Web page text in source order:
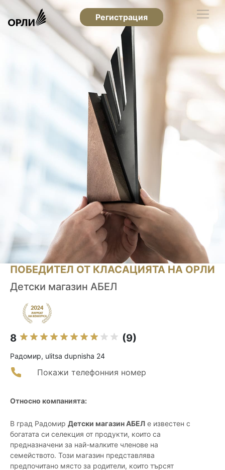
Регистрация
ПОБЕДИТЕЛ ОТ КЛАСАЦИЯТА НА ОРЛИ
Детски магазин АБЕЛ
8 (9)
Радомир, ulitsa dupnisha 24
Покажи телефонния номер
Относно компанията:
В град Радомир Детски магазин АБЕЛ е известен с
богатата си селекция от продукти, които са
предназначени за най-малките членове на
семейството. Този магазин представлява
предпочитано място за родители, които търсят